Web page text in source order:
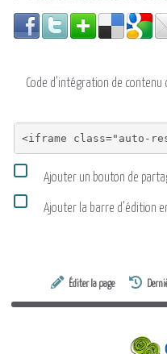
Code d'intégration de contenu
Ajouter un bouton de
Ajouter la barre d'édition
Éditer la page